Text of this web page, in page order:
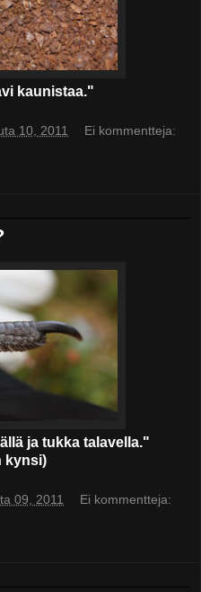
kaunistaa."
10, 2011 Ei kommentteja:
ja tukka talavella."
kynsi)
09, 2011 Ei kommentteja: